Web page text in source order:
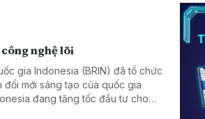
nghệ lõi
gia Indonesia (BRIN) đã tổ chức
mới sáng tạo của quốc gia
đang tăng tốc đầu tư cho